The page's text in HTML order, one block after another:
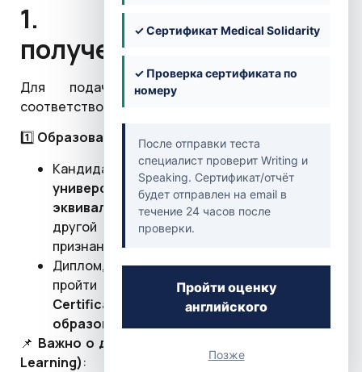
✓ Сертификат Medical Solidarity
✓ Проверка сертификата по
номеру
После отправки теста
специалист проверит Writing и
Speaking. Сертификат/отчёт
будет отправлен на email в
течение 24 часов после
проверки.
Пройти оценку
английского
Позже
1. Условия для
получения лицензии
Для подачи заявки кандидат должен
соответствовать следующим требованиям:
1️⃣ Образование
Кандидат должен иметьпервую
университетскую степень или её
эквивалент
в области психологии или
другой смежной социальной профессии из
признанного учебного заведения.
Диплом, полученный за границей, должен
пройти процедурупризнания (
Certificates
Recognition) в Министерстве
образования ОАЭ
📌 Важно о дистанционном обучении (
Learning):